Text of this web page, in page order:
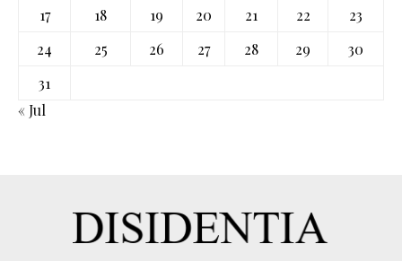
17
18 19 20 21 22
23
24
25 26 27 28 29
30
31
« Jul